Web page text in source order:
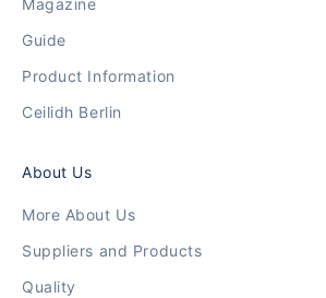
Magazine
Guide
Product Information
Ceilidh Berlin
About Us
More About Us
Suppliers and Products
Quality